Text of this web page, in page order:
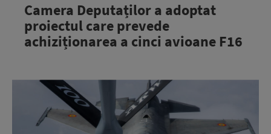
Camera Deputaților a adoptat
proiectul care prevede
achiziționarea a cinci avioane F16